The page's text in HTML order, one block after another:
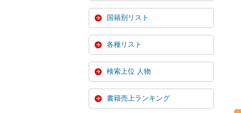
国籍別リスト
各種リスト
検索上位 人物
書籍売上ランキング